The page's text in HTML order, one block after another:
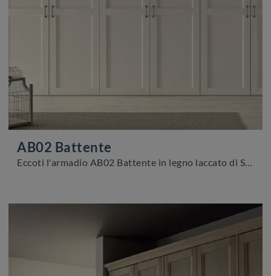
AB02 Battente
Eccoti l'armadio AB02 Battente in legno laccato di Scandola! Una ricca gamma di armadi a muro con ante battenti.